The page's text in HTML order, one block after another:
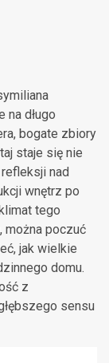
na długo
bogate zbiory
staje się nie
nad
wnętrz po
tego
można poczuć
jak wielkie
domu.
z
sensu